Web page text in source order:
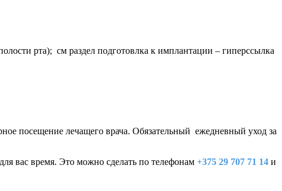
рта); см раздел подготовлка к имплантации – гиперссылка
посещение лечащего врача. Обязательный ежедневный уход за
вас время. Это можно сделать по телефонам +375 29 707 71 14 и